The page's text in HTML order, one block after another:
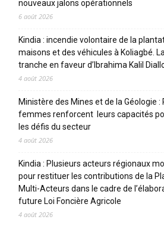
nouveaux jalons opérationnels
6 août 2026
Kindia : incendie volontaire de la
maisons et des véhicules à Koliagbé.
tranche en faveur d’Ibrahima Kalil
4 août 2026
Ministère des Mines et de la Géologie :
femmes renforcent leurs capacités
les défis du secteur
4 août 2026
Kindia : Plusieurs acteurs régionaux
pour restituer les contributions de la
Multi-Acteurs dans le cadre de
future Loi Foncière Agricole
4 août 2026